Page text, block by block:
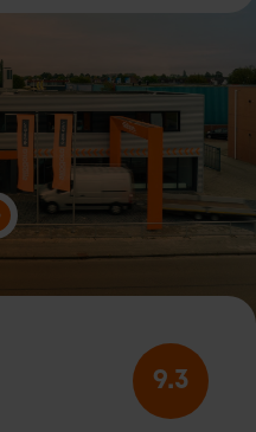
9.3